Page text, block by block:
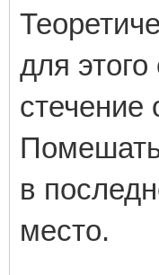
для
стечение
в
место.